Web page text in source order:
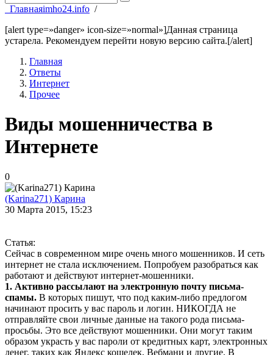
Главнаяimho24.info /
[alert type=»danger» icon-size=»normal»]Данная страница
устарела. Рекомендуем перейти новую версию сайта.[/alert]
Главная
Ответы
Интернет
Прочее
Виды мошенничества в
Интернете
0
(Karina271) Карина
30 Марта 2015, 15:23
Статья:
Сейчас в современном мире очень много мошенников. И сеть
интернет не стала исключением. Попробуем разобраться как
работают и действуют интернет-мошенники.
1. Активно рассылают на электронную почту письма-
спамы. В которых пишут, что под каким-либо предлогом
начинают просить у вас пароль и логин. НИКОГДА не
отправляйте свои личные данные на такого рода письма-
просьбы. Это все действуют мошенники. Они могут таким
образом украсть у вас пароли от кредитных карт, электронных
денег, таких как Яндекс кошелек, Вебмани и другие. В